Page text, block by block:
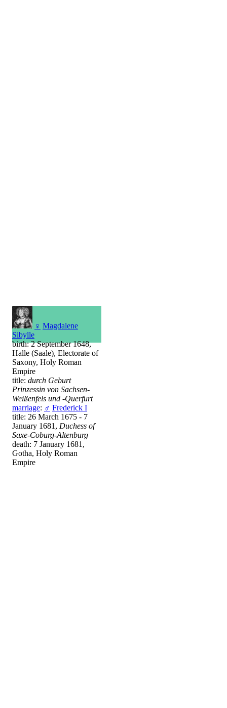
♀ Magdalene
Sibylle
birth: 2 September 1648,
Halle (Saale), Electorate of
Saxony, Holy Roman
Empire
title: durch Geburt
Prinzessin von Sachsen-
Weißenfels und -Querfurt
marriage: ♂ Frederick I
title: 26 March 1675 - 7
January 1681, Duchess of
Saxe-Coburg-Altenburg
death: 7 January 1681,
Gotha, Holy Roman
Empire